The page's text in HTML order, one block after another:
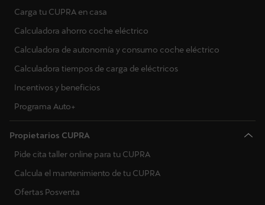
Asistente de voz en línea
Búsqueda en línea de PDI
Radio por Internet
Planificador de rutas EV
Solar charging
Actualización inalámbrica
Cálculo de la ruta en línea
Aparcamiento
Gasolineras
Estaciones de carga
Importación de destinos en línea
Carga tu CUPRA en casa
Calculadora ahorro coche eléctrico
Calculadora de autonomía y consumo coche eléctrico
Calculadora tiempos de carga de eléctricos
Incentivos y beneficios
Programa Auto+
Propietarios CUPRA
Pide cita taller online para tu CUPRA
Calcula el mantenimiento de tu CUPRA
Ofertas Posventa